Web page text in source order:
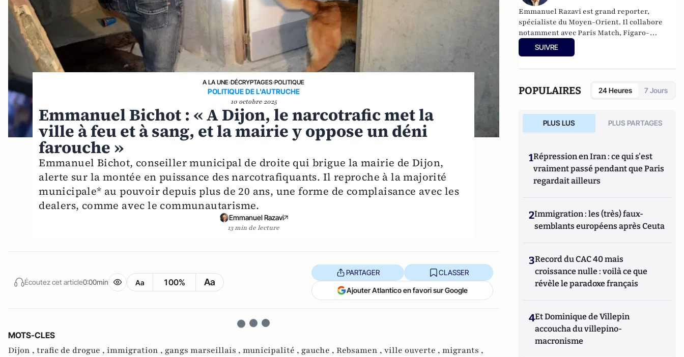
A LA UNE›DÉCRYPTAGES›POLITIQUE
POLITIQUE DE L'AUTRUCHE
10 octobre 2025
Emmanuel Bichot : « A Dijon, le narcotrafic met la
ville à feu et à sang, et la mairie y oppose un déni
farouche »
Emmanuel Bichot, conseiller municipal de droite qui brigue la mairie de Dijon,
alerte sur la montée en puissance des narcotrafiquants. Il reproche à la majorité
municipale* au pouvoir depuis plus de 20 ans, une forme de complaisance avec les
dealers, comme avec le communautarisme.
Emmanuel Razavi
13 min de lecture
Écoutez cet article0:00min Aa 100% Aa
PARTAGER CLASSER
Ajouter Atlantico en favori sur Google
MOTS-CLES
Dijon , trafic de drogue , immigration , gangs marseillais , municipalité , gauche , Rebsamen , ville ouverte , migrants ,
Emmanuel Razavi est grand reporter,
spécialiste du Moyen-Orient. Il collabore
notamment avec Paris Match, Figaro-
Magazine, Franc-Tireur, Atlantico, Politique
Internationale, Écran de Veille et Valeurs
Moyen-Orient, diffusés sur Arte, Planète et
M6, qui ont eu un large retentissement.
dernier livre, « La Pieuvre de Téhéran »
(Cerf, 2025), révèle les ingérences et les
intervient régulièrement sur les ondes
d’Europe 1, Sud Radio, LCI et CNews, pour
parler du Moyen-Orient et de l’Iran. Il est
SUIVRE
POPULAIRES 24 Heures 7 Jours
PLUS LUS PLUS PARTAGES
1Répression en Iran : ce qui s'est
vraiment passé pendant que Paris
regardait ailleurs
2Immigration : les (très) faux-
semblants européens après Ceuta
3Record du CAC 40 mais
croissance nulle : voilà ce que
révèle le paradoxe français
4Et Dominique de Villepin
accoucha du villepino-
macronisme